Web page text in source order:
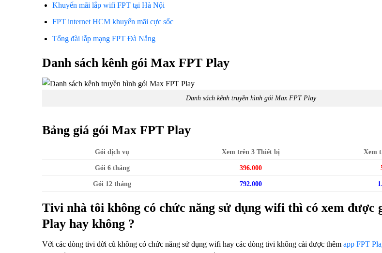
Khuyến mãi lắp wifi FPT tại Hà Nội
FPT internet HCM khuyến mãi cực sốc
Tổng đài lắp mạng FPT Đà Nẵng
Danh sách kênh gói Max FPT Play
Danh sách kênh truyền hình gói Max FPT Play
Bảng giá gói Max FPT Play
Gói dịch vụ Xem trên 3 Thiết bị Xem
Gói 6 tháng 396.000
Gói 12 tháng 792.000
Tivi nhà tôi không có chức năng sử dụng wifi thì có xem được
Play hay không ?
Với các dòng tivi đời cũ không có chức năng sử dụng wifi hay các dòng tivi không cài được thêm app FPT